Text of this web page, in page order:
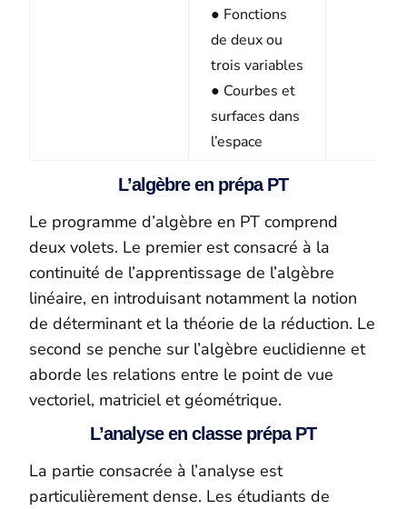
● Fonctions
de deux ou
trois variables
● Courbes et
surfaces dans
l’espace
L’algèbre en prépa PT
Le programme d’algèbre en PT comprend
deux volets. Le premier est consacré à la
continuité de l’apprentissage de l’algèbre
linéaire, en introduisant notamment la notion
de déterminant et la théorie de la réduction. Le
second se penche sur l’algèbre euclidienne et
aborde les relations entre le point de vue
vectoriel, matriciel et géométrique.
L’analyse en classe prépa PT
La partie consacrée à l’analyse est
particulièrement dense. Les étudiants de